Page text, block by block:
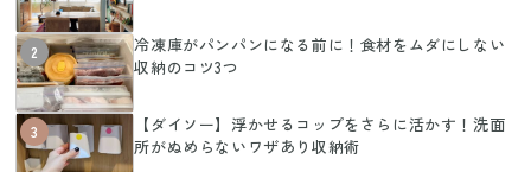
2
冷凍庫がパンパンになる前に！食材をムダにしない
収納のコツ3つ
3
【ダイソー】浮かせるコップをさらに活かす！洗面
所がぬめらないワザあり収納術